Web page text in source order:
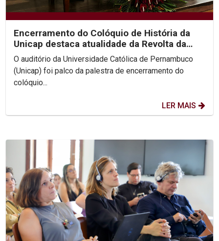
Encerramento do Colóquio de História da
Unicap destaca atualidade da Revolta da
Chibata nos...
O auditório da Universidade Católica de Pernambuco
(Unicap) foi palco da palestra de encerramento do
colóquio...
LER MAIS